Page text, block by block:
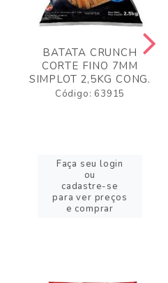
BATATA CRUNCH
CORTE FINO 7MM
SIMPLOT 2,5KG CONG.
Código: 63915
Faça seu login
ou
cadastre-se
para ver preços
e comprar